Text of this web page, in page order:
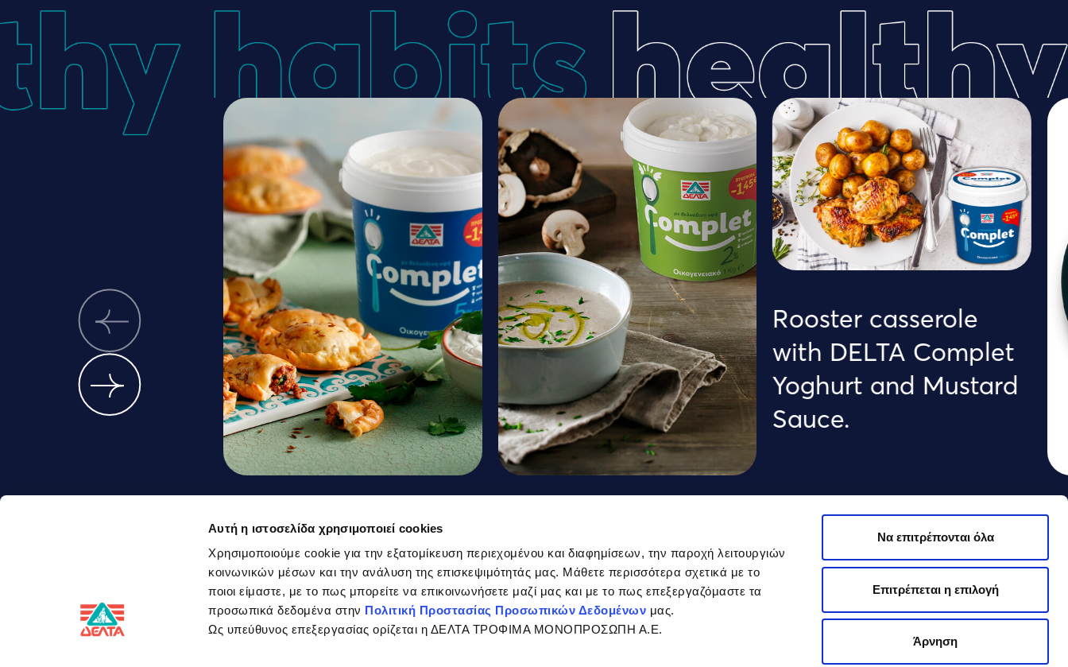
Αυτή η ιστοσελίδα χρησιμοποιεί cookies
Χρησιμοποιούμε cookie για την εξατομίκευση περιεχομένου και διαφημίσεων, την παροχή λειτουργιών
κοινωνικών μέσων και την ανάλυση της επισκεψιμότητάς μας. Μάθετε περισσότερα σχετικά με το
ποιοι είμαστε, με το πως μπορείτε να επικοινωνήσετε μαζί μας και με το πως επεξεργαζόμαστε τα
προσωπικά δεδομένα στην Πολιτική Προστασίας Προσωπικών Δεδομένων μας.
Ως υπεύθυνος επεξεργασίας ορίζεται η ΔΕΛΤΑ ΤΡΟΦΙΜΑ ΜΟΝΟΠΡΟΣΩΠΗ Α.Ε.
Να επιτρέπονται όλα
Επιτρέπεται η επιλογή
Άρνηση
Ground meat mini
pies with cumin and
yoghurt
Soup with Truffle Oil
and Yoghurt
Rooster casserole
with DELTA Complet
Yoghurt and Mustard
Sauce.